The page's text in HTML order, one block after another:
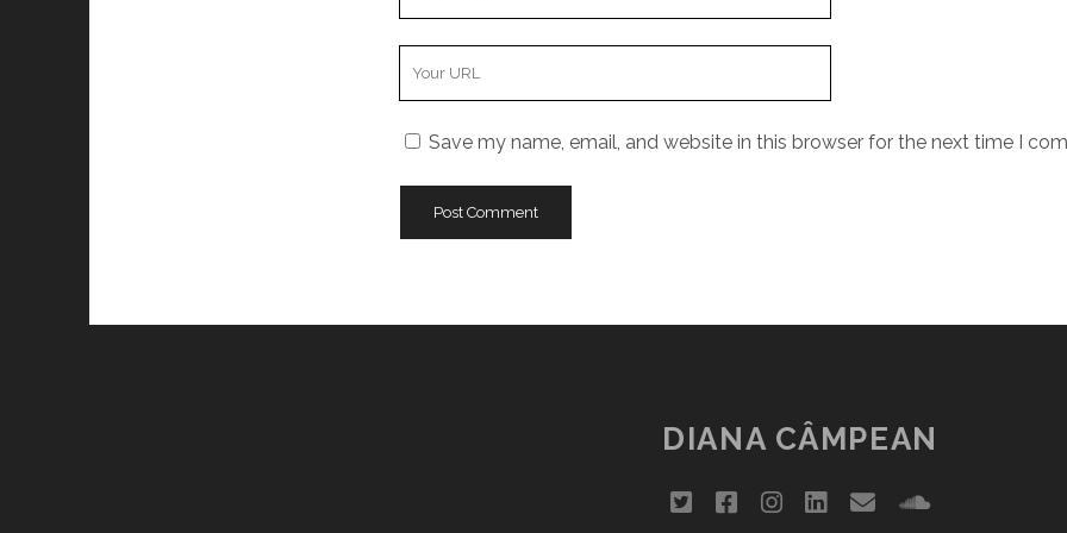
Save my name, email, and website in this browser for the next time I
DIANA CÂMPEAN
twitterfacebookinstagram
linkedin
emailsoundcloud